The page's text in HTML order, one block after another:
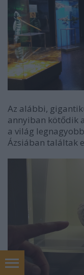
Az alábbi,
annyiban kötődik
a világ
Ázsiában találtak